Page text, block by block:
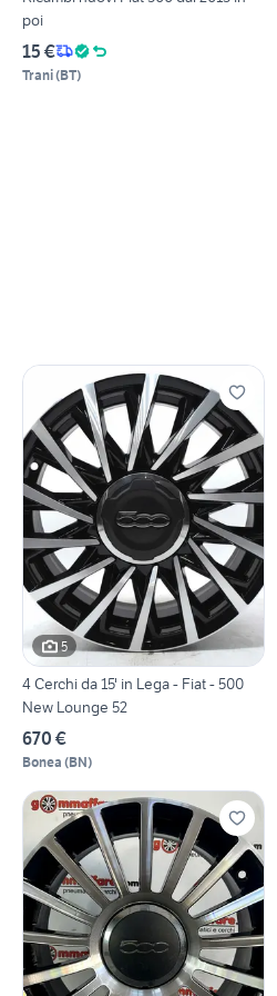
poi
15 €
Trani(BT)
5
4 Cerchi da 15' in Lega - Fiat - 500
New Lounge 52
670 €
Bonea (BN)